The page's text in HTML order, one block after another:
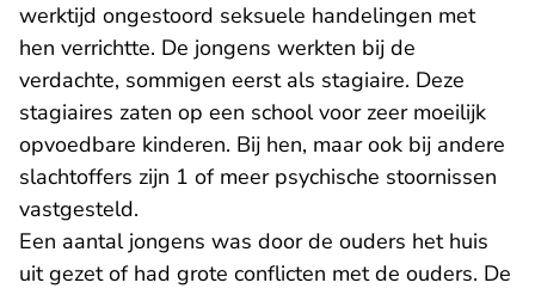
werktijd ongestoord seksuele handelingen met
hen verrichtte. De jongens werkten bij de
verdachte, sommigen eerst als stagiaire. Deze
stagiaires zaten op een school voor zeer moeilijk
opvoedbare kinderen. Bij hen, maar ook bij andere
slachtoffers zijn 1 of meer psychische stoornissen
vastgesteld.
Een aantal jongens was door de ouders het huis
uit gezet of had grote conflicten met de ouders. De